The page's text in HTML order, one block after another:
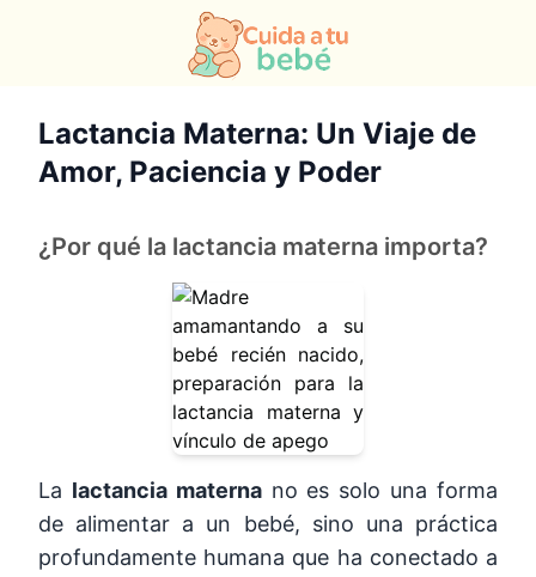
Lactancia Materna: Un Viaje de
Amor, Paciencia y Poder
¿Por qué la lactancia materna importa?
La lactancia maternano es solo una forma
de alimentar a un bebé, sino una práctica
profundamente humana que ha conectado a